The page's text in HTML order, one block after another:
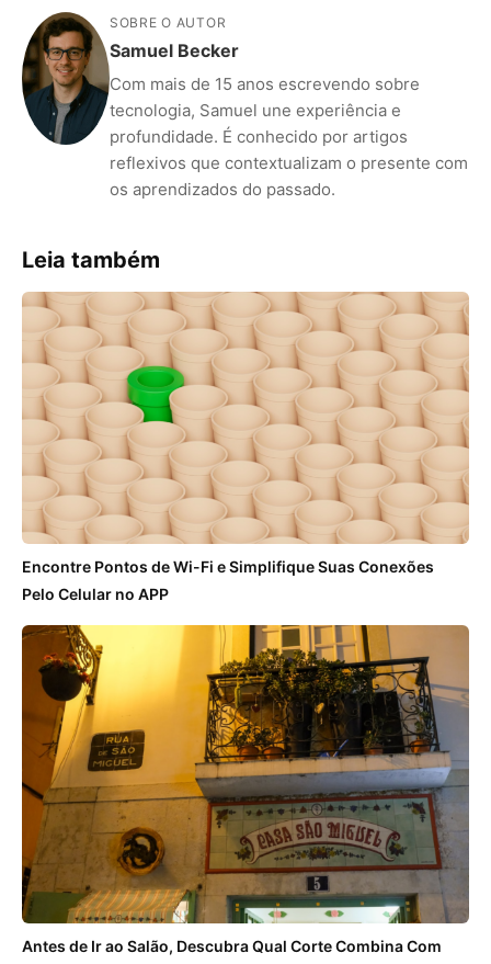
SOBRE O AUTOR
Samuel Becker
Com mais de 15 anos escrevendo sobre
tecnologia, Samuel une experiência e
profundidade. É conhecido por artigos
reflexivos que contextualizam o presente com
os aprendizados do passado.
Leia também
Encontre Pontos de Wi-Fi e Simplifique Suas Conexões
Pelo Celular no APP
Antes de Ir ao Salão, Descubra Qual Corte Combina Com